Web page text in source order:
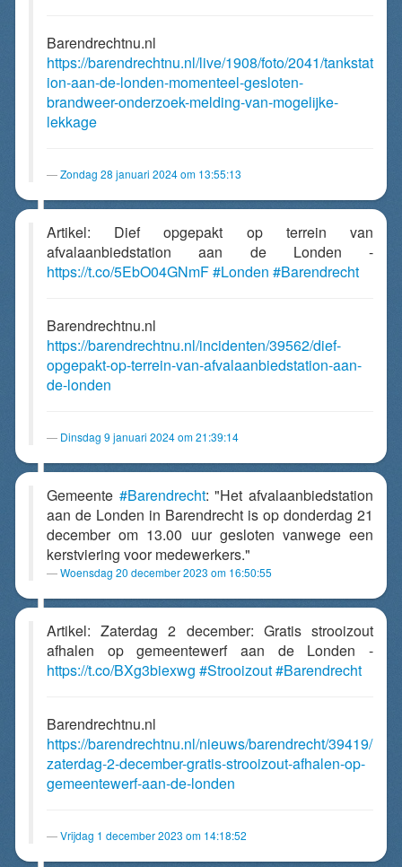
Barendrechtnu.nl
https://barendrechtnu.nl/live/1908/foto/2041/tankstat
ion-aan-de-londen-momenteel-gesloten-
brandweer-onderzoek-melding-van-mogelijke-
lekkage
Zondag 28 januari 2024 om 13:55:13
Artikel: Dief opgepakt op terrein van
afvalaanbiedstation aan de Londen -
https://t.co/5EbO04GNmF#Londen #Barendrecht
Barendrechtnu.nl
https://barendrechtnu.nl/incidenten/39562/dief-
opgepakt-op-terrein-van-afvalaanbiedstation-aan-
de-londen
Dinsdag 9 januari 2024 om 21:39:14
Gemeente #Barendrecht: "Het afvalaanbiedstation
aan de Londen in Barendrecht is op donderdag 21
december om 13.00 uur gesloten vanwege een
kerstviering voor medewerkers."
Woensdag 20 december 2023 om 16:50:55
Artikel: Zaterdag 2 december: Gratis strooizout
afhalen op gemeentewerf aan de Londen -
https://t.co/BXg3biexwg #Strooizout#Barendrecht
Barendrechtnu.nl
https://barendrechtnu.nl/nieuws/barendrecht/39419/
zaterdag-2-december-gratis-strooizout-afhalen-op-
gemeentewerf-aan-de-londen
Vrijdag 1 december 2023 om 14:18:52